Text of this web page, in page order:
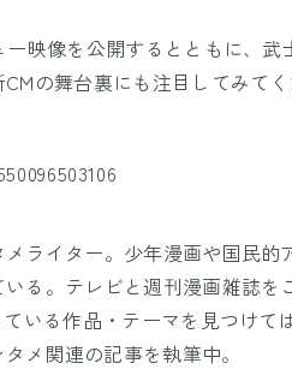
映像を公開するとともに、武
の舞台裏にも注目してみて
ライター。少年漫画や国民的
る。テレビと週刊漫画雑誌を
いる作品・テーマを見つけて
メ関連の記事を執筆中。